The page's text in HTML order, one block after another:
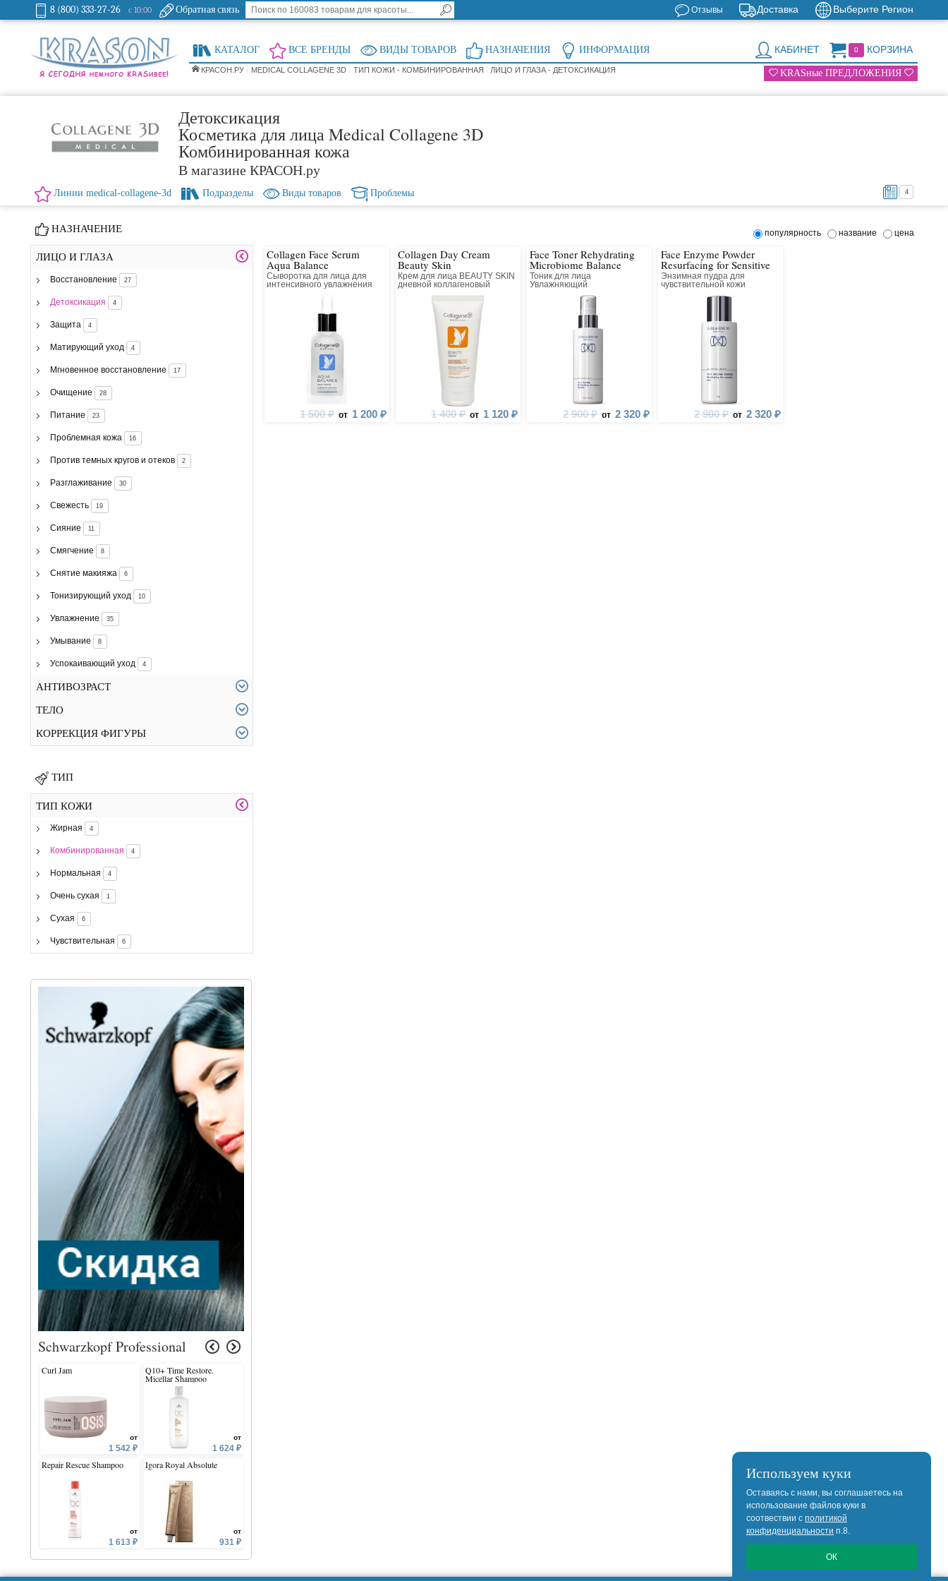
8 (800) 333-27-26 с 10:00 Обратная связь Выберите Регион
Доставка
Отзывы
0 КОРЗИНА
КАБИНЕТ
КАТАЛОГ ВСЕ БРЕНДЫ ВИДЫ ТОВАРОВ НАЗНАЧЕНИЯ ИНФОРМАЦИЯ
КРАСОН.РУ MEDICAL COLLAGENE 3D ТИП КОЖИ - КОМБИНИРОВАННАЯ ЛИЦО И ГЛАЗА - ДЕТОКСИКАЦИЯ KRASные ПРЕДЛОЖЕНИЯ
Детоксикация
Косметика для лица Medical Collagene 3D
Комбинированная кожа
В магазине КРАСОН.ру
4
Линии medical-collagene-3d Подразделы Виды товаров Проблемы
НАЗНАЧЕНИЕ
ЛИЦО И ГЛАЗА
Восстановление 27
Детоксикация 4
Защита 4
Матирующий уход 4
Мгновенное восстановление 17
Очищение 28
Питание 23
Проблемная кожа 16
Против темных кругов и отеков 2
Разглаживание 30
Свежесть 19
Сияние 11
Смягчение 8
Снятие макияжа 6
Тонизирующий уход 10
Увлажнение 35
Умывание 8
Успокаивающий уход 4
АНТИВОЗРАСТ
ТЕЛО
КОРРЕКЦИЯ ФИГУРЫ
ТИП
ТИП КОЖИ
Жирная 4
Комбинированная 4
Нормальная 4
Очень сухая 1
Сухая 6
Чувствительная 6
Schwarzkopf Professional
Curl Jam
от
1 542 ₽
Repair Rescue Shampoo
от
1 613 ₽
Q10+ Time Restore.
Micellar Shampoo
от
1 624 ₽
Igora Royal Absolute
от
931 ₽
популярность название цена
Collagen Face Serum
Aqua Balance
Сыворотка для лица для
интенсивного увлажнения
1 500 ₽ от 1 200 ₽
Collagen Day Cream
Beauty Skin
Крем для лица BEAUTY SKIN
дневной коллагеновый
1 400 ₽ от 1 120 ₽
Face Toner Rehydrating
Microbiome Balance
Тоник для лица
Увлажняющий
Восстановление микробиома
2 900 ₽ от 2 320 ₽
Face Enzyme Powder
Resurfacing for Sensitive
Skin
Энзимная пудра для
чувствительной кожи
2 900 ₽ от 2 320 ₽
Используем куки
Оставаясь с нами, вы соглашаетесь на
использование файлов куки в
соотвествии с политикой
конфиденциальности п.8.
ОК